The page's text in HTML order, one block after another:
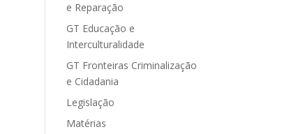
e Reparação
GT Educação e
Interculturalidade
GT Fronteiras Criminalização
e Cidadania
Legislação
Matérias